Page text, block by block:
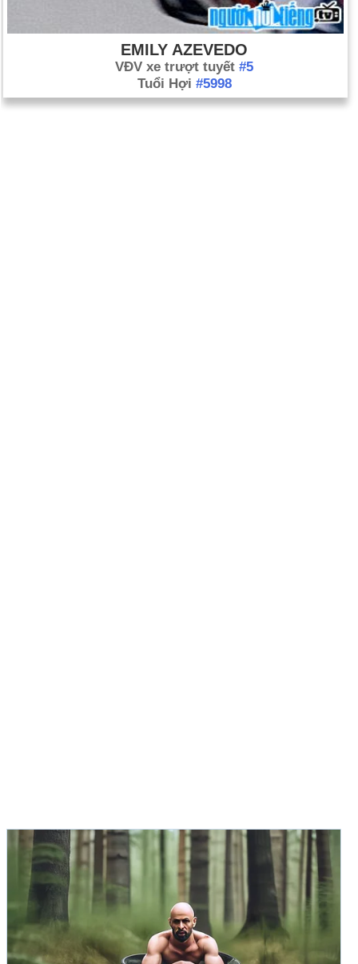
EMILY AZEVEDO
VĐV xe trượt tuyết #5
Tuổi Hợi #5998